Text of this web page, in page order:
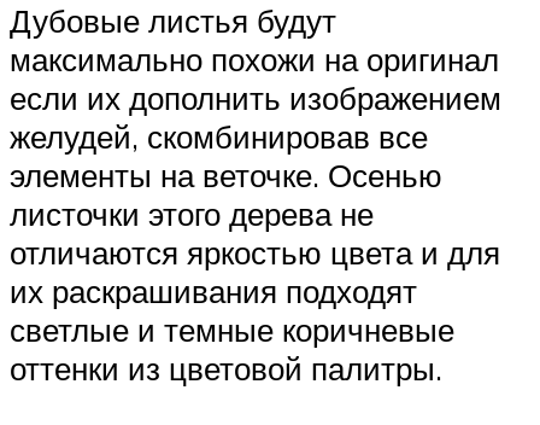
Дубовые листья будут
максимально похожи на оригинал
если их дополнить изображением
желудей, скомбинировав все
элементы на веточке. Осенью
листочки этого дерева не
отличаются яркостью цвета и для
их раскрашивания подходят
светлые и темные коричневые
оттенки из цветовой палитры.